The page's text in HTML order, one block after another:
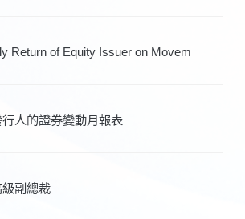
Return of Equity Issuer on Movem
行人的證券變動月報表
副總裁